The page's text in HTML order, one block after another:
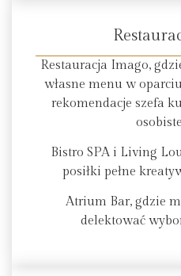
Restauracja Imago,
własne menu w
rekomendacje szefa
Bistro SPA i Living
posiłki pełne
Atrium Bar, gdzie
delektować